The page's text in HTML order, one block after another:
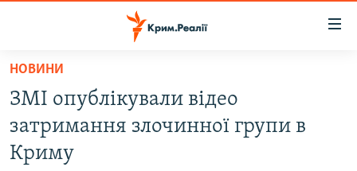
Перейти
основного
матеріалу
Перейти
до
ВОДА.КРИМ
ВІДЕО ТА ФОТО
НОВИНИ
ЗМІ опублікували відео
затримання злочинної групи в
Криму